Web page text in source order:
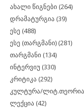
ახალი წიგნები (264)
დრამატურგია (39)
ესე (488)
ესე (თარგმანი) (281)
თარგმანი (134)
ინტერვიუ (330)
კრიტიკა (292)
კულტურა/ლიტ.თეორია
ლექცია (42)